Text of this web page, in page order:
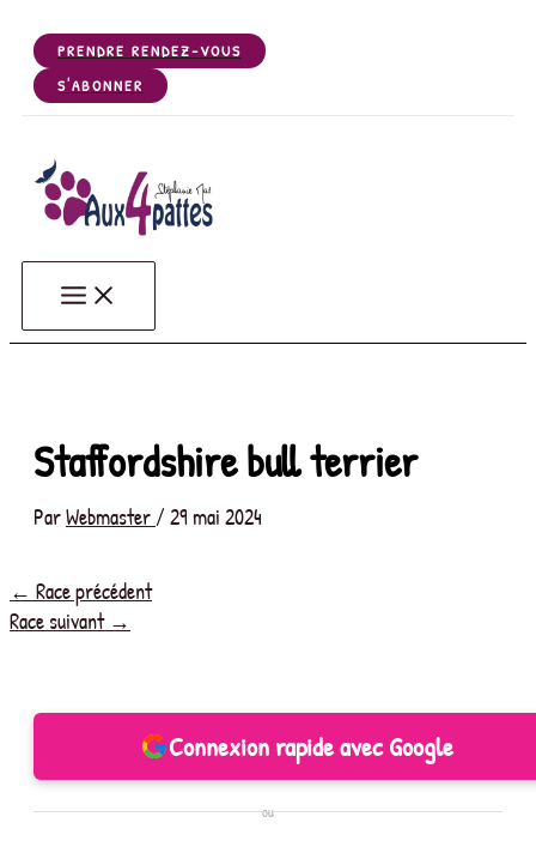
contenu
PRENDRE RENDEZ-VOUS
S'ABONNER
Aux 4 Pattes - Votre salon de toilettage de Chiens, Chats,
Votre salon de toilettage de Gerzat (63360), près de Riom, Clermont Ferrand,
Staffordshire bull terrier
ParWebmaster /29 mai 2024
← Race précédent
Race suivant →
Connexion rapide avec Google
ou